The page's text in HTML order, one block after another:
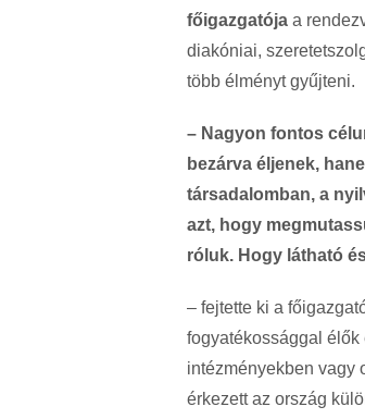
főigazgatója a
diakóniai,
több élményt gyűjteni.
– Nagyon fontos
bezárva éljenek,
társadalomban, a
azt, hogy
róluk. Hogy látható
– fejtette ki a
fogyatékossággal élők
intézményekben vagy
érkezett az ország